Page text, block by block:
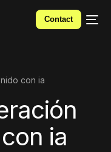
Contact
con ia
ia